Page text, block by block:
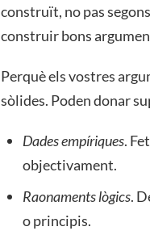
construït, no pas
construir bons
Perquè els vostres
sòlides. Poden donar
Dades empíriques.
objectivament.
Raonaments lògics.
o principis.